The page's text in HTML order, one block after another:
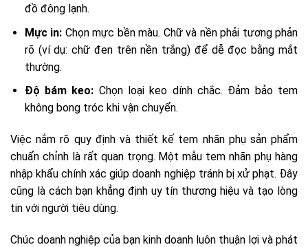
đồ đông lạnh.
Mực in: Chọn mực bền màu. Chữ và nền phải tương phản
rõ (ví dụ: chữ đen trên nền trắng) để dễ đọc bằng mắt
thường.
Độ bám keo: Chọn loại keo dính chắc. Đảm bảo tem
không bong tróc khi vận chuyển.
Việc nắm rõ quy định và thiết kế tem nhãn phụ sản phẩm
chuẩn chỉnh là rất quan trọng. Một mẫu tem nhãn phụ hàng
nhập khẩu chính xác giúp doanh nghiệp tránh bị xử phạt. Đây
cũng là cách bạn khẳng định uy tín thương hiệu và tạo lòng
tin với người tiêu dùng.
Chúc doanh nghiệp của bạn kinh doanh luôn thuận lợi và phát